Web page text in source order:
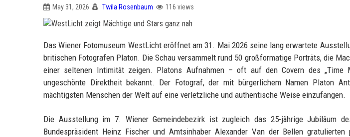
May 31, 2026 Twila Rosenbaum 116 views
Das Wiener Fotomuseum WestLicht eröffnet am 31. Mai 2026 seine lang erwartete
britischen Fotografen Platon. Die Schau versammelt rund 50 großformatige Porträts, die
einer seltenen Intimität zeigen. Platons Aufnahmen – oft auf den Covern des „Time
ungeschönte Direktheit bekannt. Der Fotograf, der mit bürgerlichem Namen Platon
mächtigsten Menschen der Welt auf eine verletzliche und authentische Weise einzufangen.
Die Ausstellung im 7. Wiener Gemeindebezirk ist zugleich das 25-jährige Jubiläum
Bundespräsident Heinz Fischer und Amtsinhaber Alexander Van der Bellen